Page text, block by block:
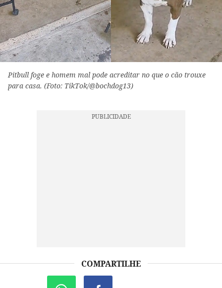
Pitbull foge e homem mal pode acreditar no que o cão trouxe
para casa. (Foto: TikTok/@bochdog13)
COMPARTILHE